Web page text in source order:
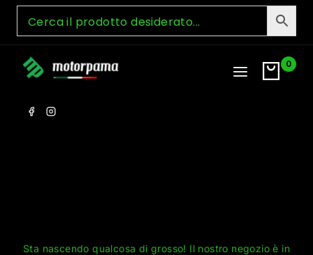
Skip
content
0
Sta nascendo qualcosa di grosso! Il nostro negozio è in